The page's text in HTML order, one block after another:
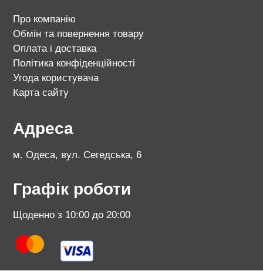
Про компанію
Обмін та повернення товару
Оплата і доставка
Політика конфіденційності
Угода користувача
Карта сайту
Адреса
м. Одеса, вул. Сегедська, 6
Графік роботи
Щоденно з 10:00 до 20:00